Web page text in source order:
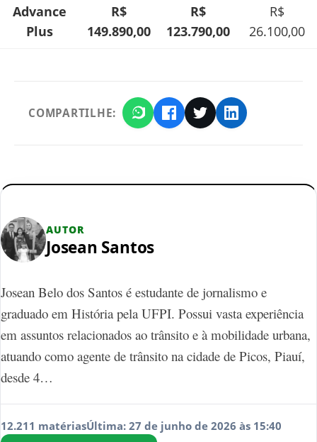
Advance
Plus
R$
149.890,00
R$
123.790,00
R$
26.100,00
COMPARTILHE:
AUTOR
Josean Santos
Josean Belo dos Santos é estudante de jornalismo e
graduado em História pela UFPI. Possui vasta experiência
em assuntos relacionados ao trânsito e à mobilidade urbana,
atuando como agente de trânsito na cidade de Picos, Piauí,
desde 4…
12.211 matériasÚltima: 27 de junho de 2026 às 15:40